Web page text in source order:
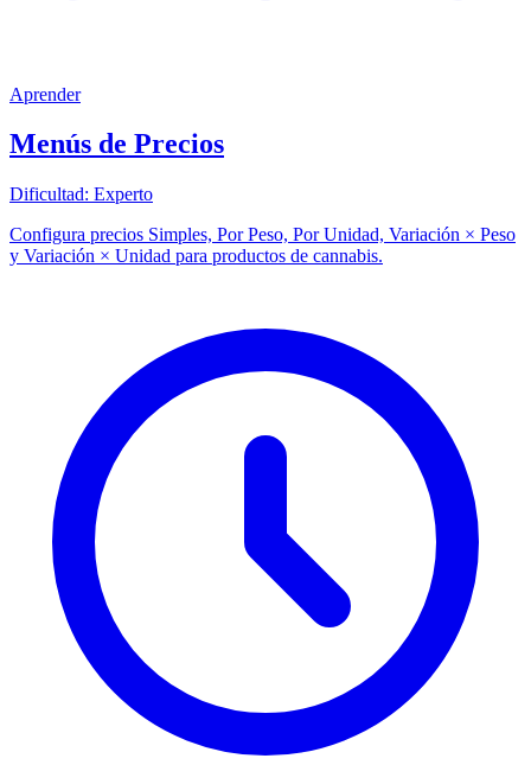
Aprender
Menús de Precios
Dificultad: Experto
Configura precios Simples, Por Peso, Por Unidad, Variación × Peso
y Variación × Unidad para productos de cannabis.